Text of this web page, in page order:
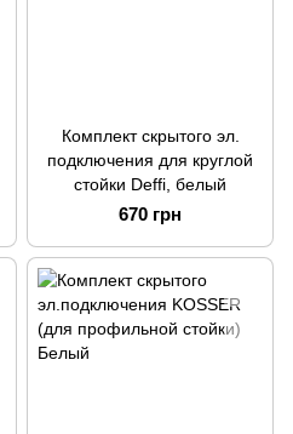
Комплект скрытого эл.
подключения для круглой
стойки Deffi, белый
670 грн